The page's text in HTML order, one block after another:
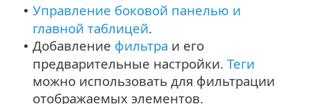
• Управление боковой панелью и
главной таблицей.
• Добавление фильтра и его
предварительные настройки. Теги
можно использовать для фильтрации
отображаемых элементов.